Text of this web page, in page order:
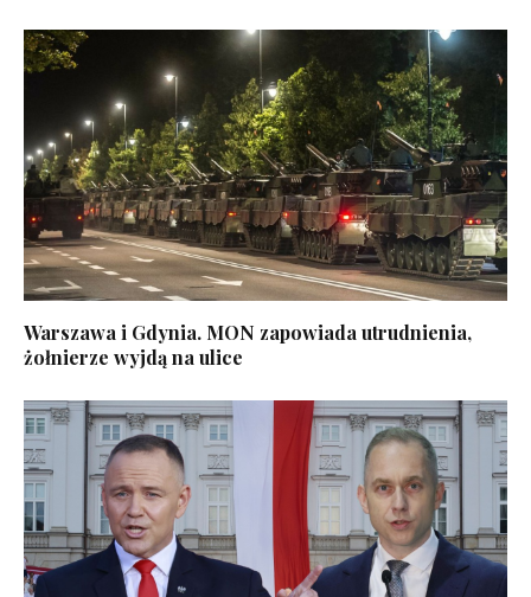
Warszawa i Gdynia. MON zapowiada utrudnienia,
żołnierze wyjdą na ulice